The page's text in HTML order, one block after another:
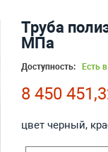
Труба
МПа
Доступность: Есть
8 450
цвет черный,